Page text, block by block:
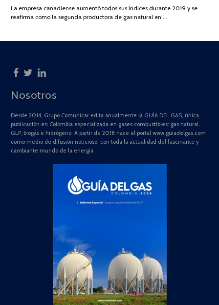
2025
La empresa canadiense aumentó todos sus índices durante 2019 y se
reafirma como la segunda productora de gas natural en …
Nosotros
Desde 2014, Grupo Comunicar edita anualmente la GUÍA DEL GAS, única
publicación en Colombia especializada en gases combustibles: gas natural,
GLP, biogás e hidrógeno. A partir de 2018 nace el portal www.guiadelgas.com
como medio de difusión noticioso, con toda la actualidad del fascinante y
cambiante mundo de la energía.